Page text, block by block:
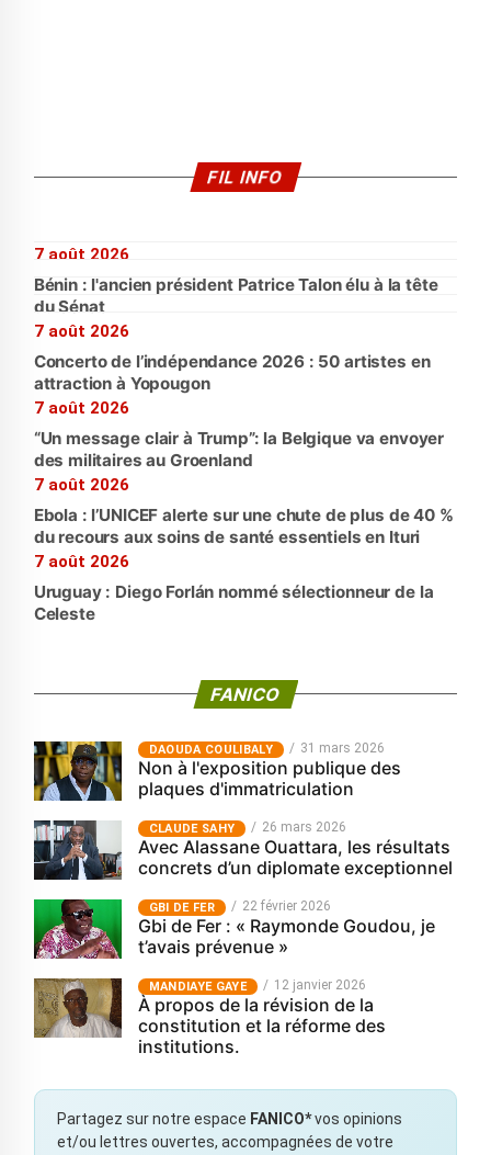
FIL INFO
7 août 2026
Bénin : l'ancien président Patrice Talon élu à la tête
du Sénat
7 août 2026
Concerto de l’indépendance 2026 : 50 artistes en
attraction à Yopougon
7 août 2026
“Un message clair à Trump”: la Belgique va envoyer
des militaires au Groenland
7 août 2026
Ebola : l’UNICEF alerte sur une chute de plus de 40 %
du recours aux soins de santé essentiels en Ituri
7 août 2026
Uruguay : Diego Forlán nommé sélectionneur de la
Celeste
FANICO
‎DAOUDA COULIBALY 31 mars 2026
Non à l'exposition publique des
plaques d'immatriculation
CLAUDE SAHY 26 mars 2026
Avec Alassane Ouattara, les résultats
concrets d’un diplomate exceptionnel
GBI DE FER 22 février 2026
Gbi de Fer : « Raymonde Goudou, je
t’avais prévenue »
MANDIAYE GAYE 12 janvier 2026
À propos de la révision de la
constitution et la réforme des
institutions.
Partagez sur notre espace FANICO*vos opinions
et/ou lettres ouvertes, accompagnées de votre